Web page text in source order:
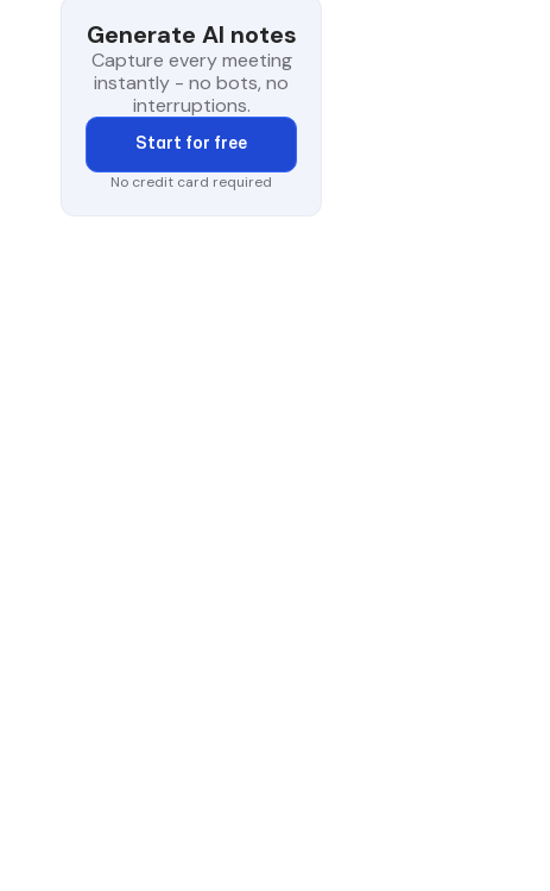
Generate AI notes
Capture every meeting
instantly - no bots, no
interruptions.
Start for free
No credit card required